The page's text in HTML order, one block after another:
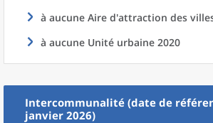
à aucune Aire d'attraction des
à aucune Unité urbaine 2020
Intercommunalité (date de
janvier 2026)